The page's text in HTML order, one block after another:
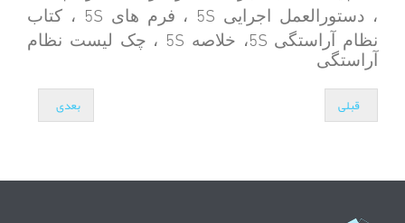
، دستورالعمل اجرایی 5S ، فرم های 5S ، کتاب
نظام آراستگی 5S، خلاصه 5S ، چک لیست نظام
آراستگی
قبلی بعدی